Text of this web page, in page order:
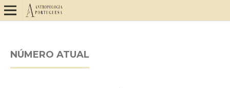
NÚMERO ATUAL